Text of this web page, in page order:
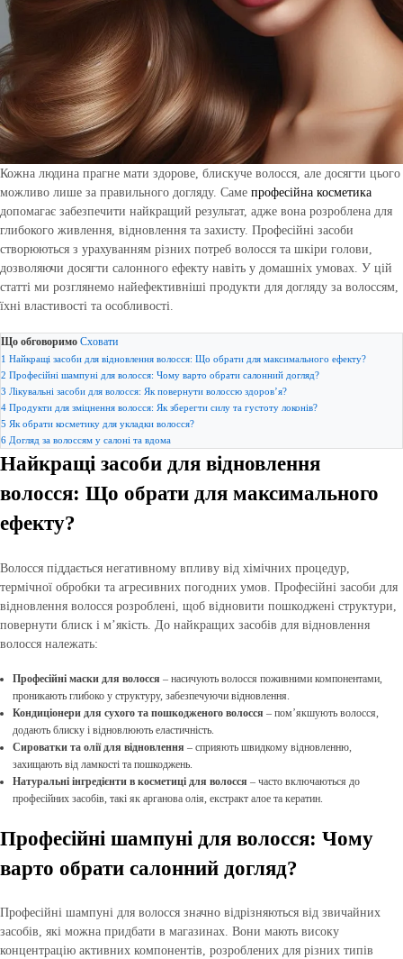
Кожна людина прагне мати здорове, блискуче волосся, але досягти цього
можливо лише за правильного догляду. Саме професійна косметика
допомагає забезпечити найкращий результат, адже вона розроблена для
глибокого живлення, відновлення та захисту. Професійні засоби
створюються з урахуванням різних потреб волосся та шкіри голови,
дозволяючи досягти салонного ефекту навіть у домашніх умовах. У цій
статті ми розглянемо найефективніші продукти для догляду за волоссям,
їхні властивості та особливості.
Що обговоримо Сховати
1 Найкращі засоби для відновлення волосся: Що обрати для максимального ефекту?
2 Професійні шампуні для волосся: Чому варто обрати салонний догляд?
3 Лікувальні засоби для волосся: Як повернути волоссю здоров’я?
4 Продукти для зміцнення волосся: Як зберегти силу та густоту локонів?
5 Як обрати косметику для укладки волосся?
6 Догляд за волоссям у салоні та вдома
Найкращі засоби для відновлення
волосся: Що обрати для максимального
ефекту?
Волосся піддається негативному впливу від хімічних процедур,
термічної обробки та агресивних погодних умов. Професійні засоби для
відновлення волосся розроблені, щоб відновити пошкоджені структури,
повернути блиск і м’якість. До найкращих засобів для відновлення
волосся належать:
Професійні маски для волосся – насичують волосся поживними компонентами,
проникають глибоко у структуру, забезпечуючи відновлення.
Кондиціонери для сухого та пошкодженого волосся – пом’якшують волосся,
додають блиску і відновлюють еластичність.
Сироватки та олії для відновлення – сприяють швидкому відновленню,
захищають від ламкості та пошкоджень.
Натуральні інгредієнти в косметиці для волосся – часто включаються до
професійних засобів, такі як арганова олія, екстракт алое та кератин.
Професійні шампуні для волосся: Чому
варто обрати салонний догляд?
Професійні шампуні для волосся значно відрізняються від звичайних
засобів, які можна придбати в магазинах. Вони мають високу
концентрацію активних компонентів, розроблених для різних типів